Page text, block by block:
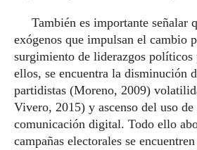
También es importante señalar
exógenos que impulsan el cambio
surgimiento de liderazgos políticos
ellos, se encuentra la disminución
partidistas (Moreno, 2009)
Vivero, 2015) y ascenso del uso
comunicación digital. Todo ello
campañas electorales se